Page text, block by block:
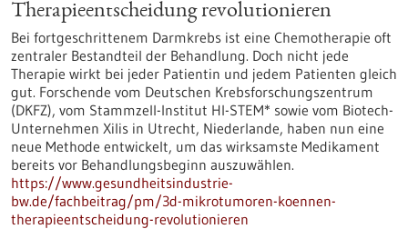
Therapieentscheidung revolutionieren
Bei fortgeschrittenem Darmkrebs ist eine Chemotherapie oft
zentraler Bestandteil der Behandlung. Doch nicht jede
Therapie wirkt bei jeder Patientin und jedem Patienten gleich
gut. Forschende vom Deutschen Krebsforschungszentrum
(DKFZ), vom Stammzell-Institut HI-STEM* sowie vom Biotech-
Unternehmen Xilis in Utrecht, Niederlande, haben nun eine
neue Methode entwickelt, um das wirksamste Medikament
bereits vor Behandlungsbeginn auszuwählen.
https://www.gesundheitsindustrie-
bw.de/fachbeitrag/pm/3d-mikrotumoren-koennen-
therapieentscheidung-revolutionieren